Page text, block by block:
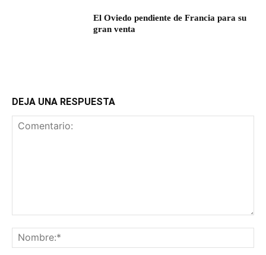
El Oviedo pendiente de Francia para su
gran venta
DEJA UNA RESPUESTA